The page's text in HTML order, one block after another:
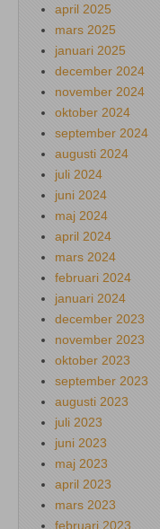
april 2025
mars 2025
januari 2025
december 2024
november 2024
oktober 2024
september 2024
augusti 2024
juli 2024
juni 2024
maj 2024
april 2024
mars 2024
februari 2024
januari 2024
december 2023
november 2023
oktober 2023
september 2023
augusti 2023
juli 2023
juni 2023
maj 2023
april 2023
mars 2023
februari 2023